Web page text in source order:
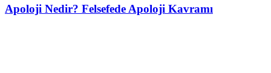
Apoloji Nedir? Felsefede Apoloji Kavramı